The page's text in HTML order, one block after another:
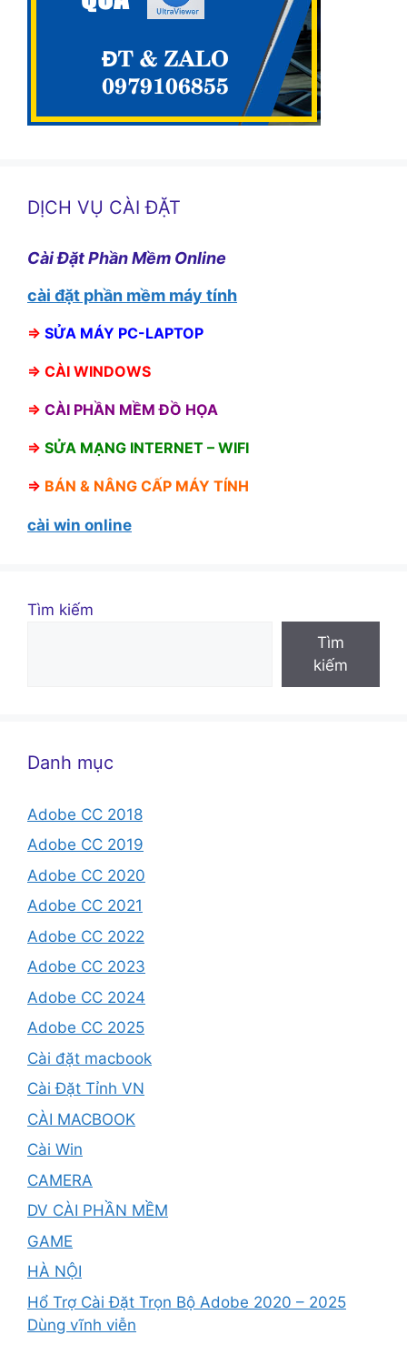
DỊCH VỤ CÀI ĐẶT
Cài Đặt Phần Mềm Online
cài đặt phần mềm máy tính
⇒ SỬA MÁY PC-LAPTOP
⇒ CÀI WINDOWS
⇒ CÀI PHẦN MỀM ĐỒ HỌA
⇒ SỬA MẠNG INTERNET – WIFI
⇒ BÁN & NÂNG CẤP MÁY TÍNH
cài win online
Tìm kiếm
Tìm
kiếm
Danh mục
Adobe CC 2018
Adobe CC 2019
Adobe CC 2020
Adobe CC 2021
Adobe CC 2022
Adobe CC 2023
Adobe CC 2024
Adobe CC 2025
Cài đặt macbook
Cài Đặt Tỉnh VN
CÀI MACBOOK
Cài Win
CAMERA
DV CÀI PHẦN MỀM
GAME
HÀ NỘI
Hổ Trợ Cài Đặt Trọn Bộ Adobe 2020 – 2025
Dùng vĩnh viễn